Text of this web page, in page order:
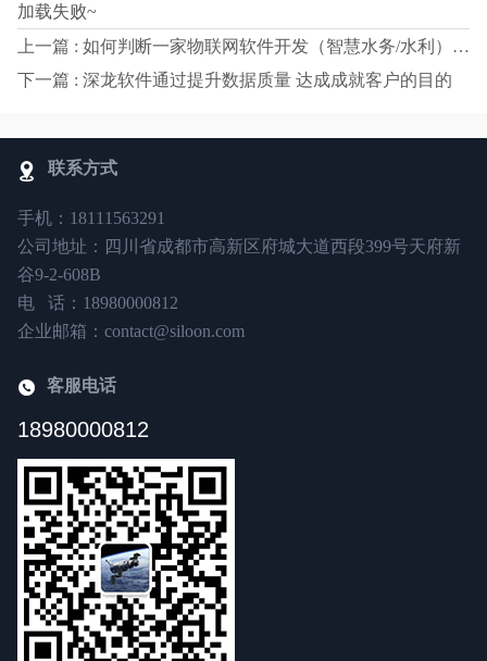
加载失败~
上一篇 : 如何判断一家物联网软件开发（智慧水务/水利）公司的可信度
下一篇 : 深龙软件通过提升数据质量 达成成就客户的目的
联系方式
手机：18111563291
公司地址：四川省成都市高新区府城大道西段399号天府新
谷9-2-608B
电 话：18980000812
企业邮箱：contact@siloon.com
客服电话
18980000812